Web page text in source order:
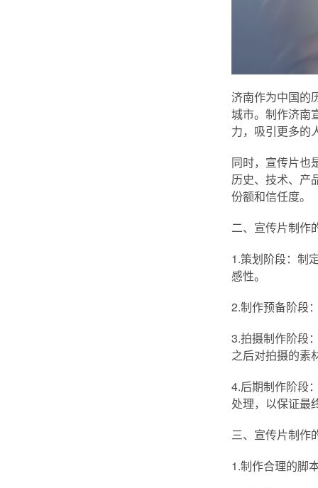
济南作为中国的
城市。制作济南
力，吸引更多的
同时，宣传片也
历史、技术、产
份额和信任度。
二、宣传片制作
1.策划阶段：制
感性。
2.制作预备阶段
3.拍摄制作阶段
之后对拍摄的素
4.后期制作阶段
处理，以保证最
三、宣传片制作
1.制作合理的脚